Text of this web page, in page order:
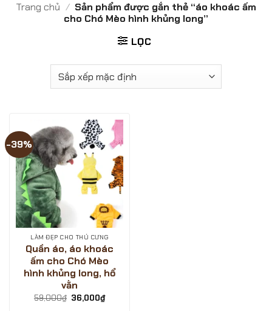
Trang chủ / Sản phẩm được gắn thẻ “áo khoác ấm
cho Chó Mèo hình khủng long”
LỌC
-39%
LÀM ĐẸP CHO THÚ CƯNG
Quần áo, áo khoác
ấm cho Chó Mèo
hình khủng long, hổ
vằn
59,000₫ Giá
gốc
36,000₫Giá